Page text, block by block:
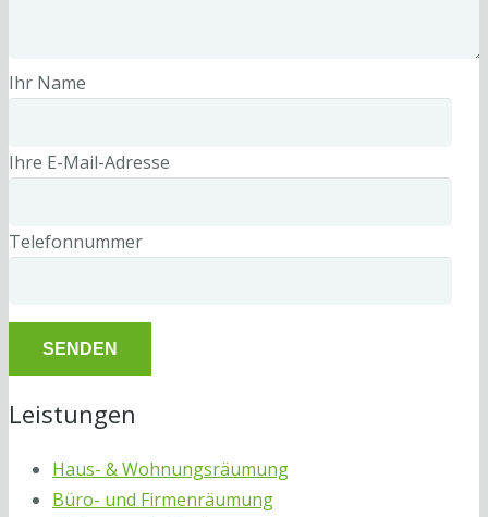
Ihr Name
Ihre E-Mail-Adresse
Telefonnummer
Leistungen
Haus- & Wohnungsräumung
Büro- und Firmenräumung